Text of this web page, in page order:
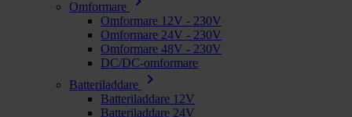
Omformare
Omformare 12V - 230V
Omformare 24V - 230V
Omformare 48V - 230V
DC/DC-omformare
Batteriladdare
chevron_right
Batteriladdare 12V
Batteriladdare 24V